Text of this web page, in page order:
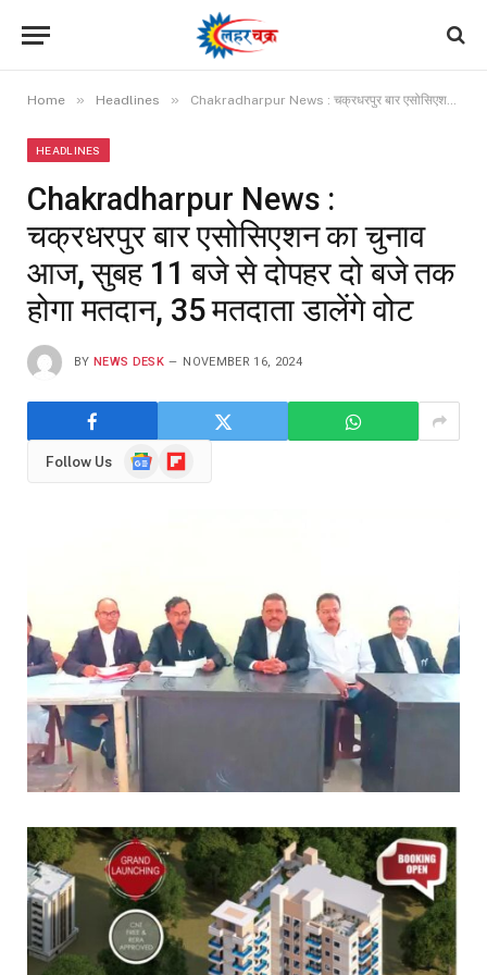
Home » Headlines » Chakradharpur News : चक्रधरपुर बार एसोसिएशन का चुनाव आज, सुबह 11 बजे से दोपहर दो बजे तक होगा मतदान, 35 मतदाता डालेंगे वोट
HEADLINES
Chakradharpur News :
चक्रधरपुर बार एसोसिएशन का चुनाव
आज, सुबह 11 बजे से दोपहर दो बजे तक
होगा मतदान, 35 मतदाता डालेंगे वोट
BY NEWS DESK NOVEMBER 16, 2024
Follow Us
GoogleFlipboard